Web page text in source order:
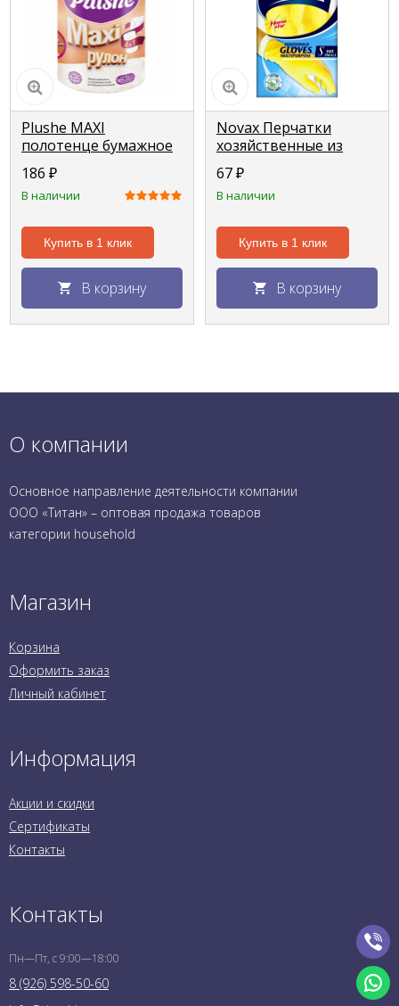
Plushe MAXI
полотенце бумажное
1 рулон 2 слоя 40м
186 ₽
В наличии
Купить в 1 клик
В корзину
Novax Перчатки
хозяйственные из
Латекса с хлопком
желтые размер S
67₽
В наличии
Купить в 1 клик
В корзину
О компании
Основное направление деятельности компании
ООО «Титан» – оптовая продажа товаров
категории household
Магазин
Корзина
Оформить заказ
Личный кабинет
Информация
Акции и скидки
Сертификаты
Контакты
Контакты
Пн—Пт, с 9:00—18:00
8 (926) 598-50-60